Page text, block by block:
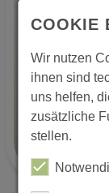
COOKIE
Wir nutzen
ihnen sind
uns helfen,
zusätzliche
stellen.